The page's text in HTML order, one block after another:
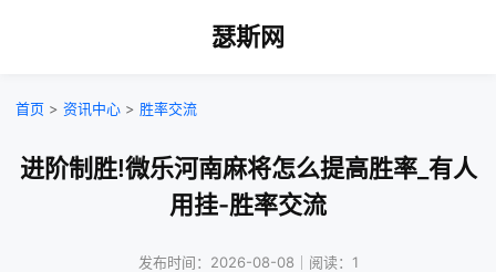
瑟斯网
首页 > 资讯中心 > 胜率交流
进阶制胜!微乐河南麻将怎么提高胜率_有人
用挂-胜率交流
发布时间：2026-08-08｜阅读：1